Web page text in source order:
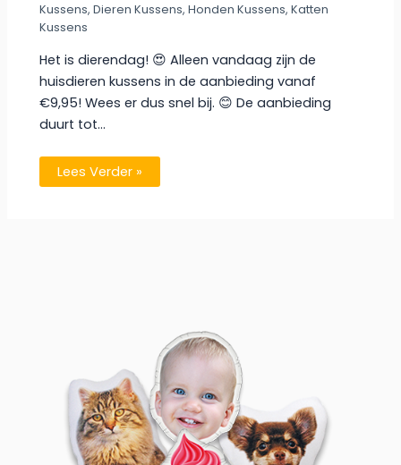
Kussens,Dieren Kussens,Honden Kussens,Katten
Kussens
Het is dierendag! 😍 Alleen vandaag zijn de
huisdieren kussens in de aanbieding vanaf
€9,95! Wees er dus snel bij. 😊 De aanbieding
duurt tot…
Lees Verder »